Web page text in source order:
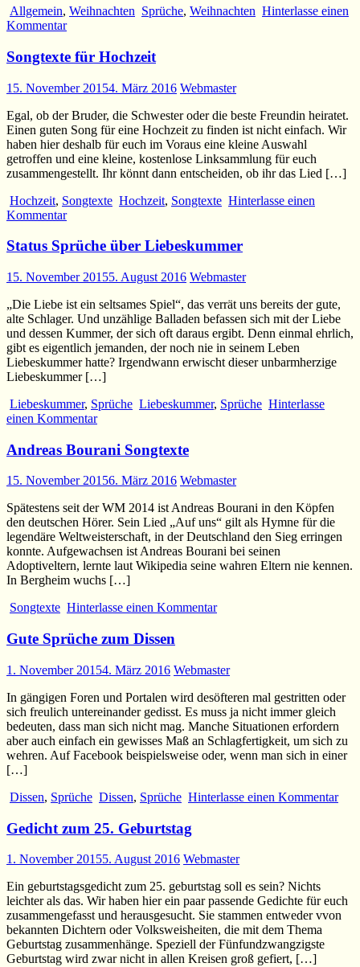
Allgemein, Weihnachten Sprüche, Weihnachten Hinterlasse einen
Kommentar
Songtexte für Hochzeit
15. November 20154. März 2016 Webmaster
Egal, ob der Bruder, die Schwester oder die beste Freundin heiratet.
Einen guten Song für eine Hochzeit zu finden ist nicht einfach. Wir
haben hier deshalb für euch im Voraus eine kleine Auswahl
getroffen und eine kleine, kostenlose Linksammlung für euch
zusammengestellt. Ihr könnt dann entscheiden, ob ihr das Lied […]
Hochzeit, Songtexte Hochzeit, Songtexte Hinterlasse einen
Kommentar
Status Sprüche über Liebeskummer
15. November 20155. August 2016 Webmaster
„Die Liebe ist ein seltsames Spiel“, das verrät uns bereits der gute,
alte Schlager. Und unzählige Balladen befassen sich mit der Liebe
und dessen Kummer, der sich oft daraus ergibt. Denn einmal ehrlich,
gibt es eigentlich jemanden, der noch nie in seinem Leben
Liebeskummer hatte? Irgendwann erwischt dieser unbarmherzige
Liebeskummer […]
Liebeskummer, Sprüche Liebeskummer, Sprüche Hinterlasse
einen Kommentar
Andreas Bourani Songtexte
15. November 20156. März 2016 Webmaster
Spätestens seit der WM 2014 ist Andreas Bourani in den Köpfen
den deutschen Hörer. Sein Lied „Auf uns“ gilt als Hymne für die
legendäre Weltweisterschaft, in der Deutschland den Sieg erringen
konnte. Aufgewachsen ist Andreas Bourani bei seinen
Adoptiveltern, lernte laut Wikipedia seine wahren Eltern nie kennen.
In Bergheim wuchs […]
Songtexte Hinterlasse einen Kommentar
Gute Sprüche zum Dissen
1. November 20154. März 2016 Webmaster
In gängigen Foren und Portalen wird desöfteren mal gestritten oder
sich freulich untereinander gedisst. Es muss ja nicht immer gleich
bedeuten, dass man sich nicht mag. Manche Situationen erfordern
aber auch einfach ein gewisses Maß an Schlagfertigkeit, um sich zu
wehren. Auf Facebook beispielsweise oder, wenn man sich in einer
[…]
Dissen, Sprüche Dissen, Sprüche Hinterlasse einen Kommentar
Gedicht zum 25. Geburtstag
1. November 20155. August 2016 Webmaster
Ein geburtstagsgedicht zum 25. geburtstag soll es sein? Nichts
leichter als das. Wir haben hier ein paar passende Gedichte für euch
zusammengefasst und herausgesucht. Sie stammen entweder vvon
bekannten Dichtern oder Volksweisheiten, die mit dem Thema
Geburtstag zusammenhänge. Speziell der Fünfundzwangzigste
Geburtstag wird zwar nicht in allen Kreisen groß gefiert, […]